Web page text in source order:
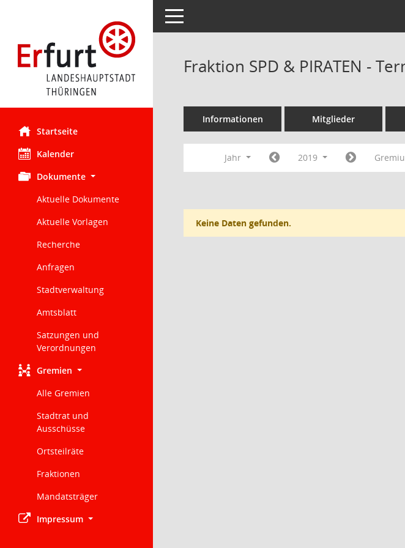
Startseite
Kalender
Dokumente
Aktuelle Dokumente
Aktuelle Vorlagen
Recherche
Anfragen
Stadtverwaltung
Amtsblatt
Satzungen und
Verordnungen
Gremien
Alle Gremien
Stadtrat und
Ausschüsse
Ortsteilräte
Fraktionen
Mandatsträger
Impressum
Toggle navigation
Fraktion SPD & PIRATEN -
Informationen Mitglieder
Jahr 2019
Keine Daten gefunden.